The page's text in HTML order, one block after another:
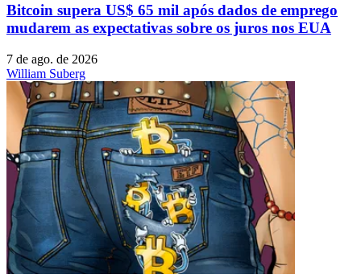
Bitcoin supera US$ 65 mil após dados de emprego
mudarem as expectativas sobre os juros nos EUA
7 de ago. de 2026
William Suberg